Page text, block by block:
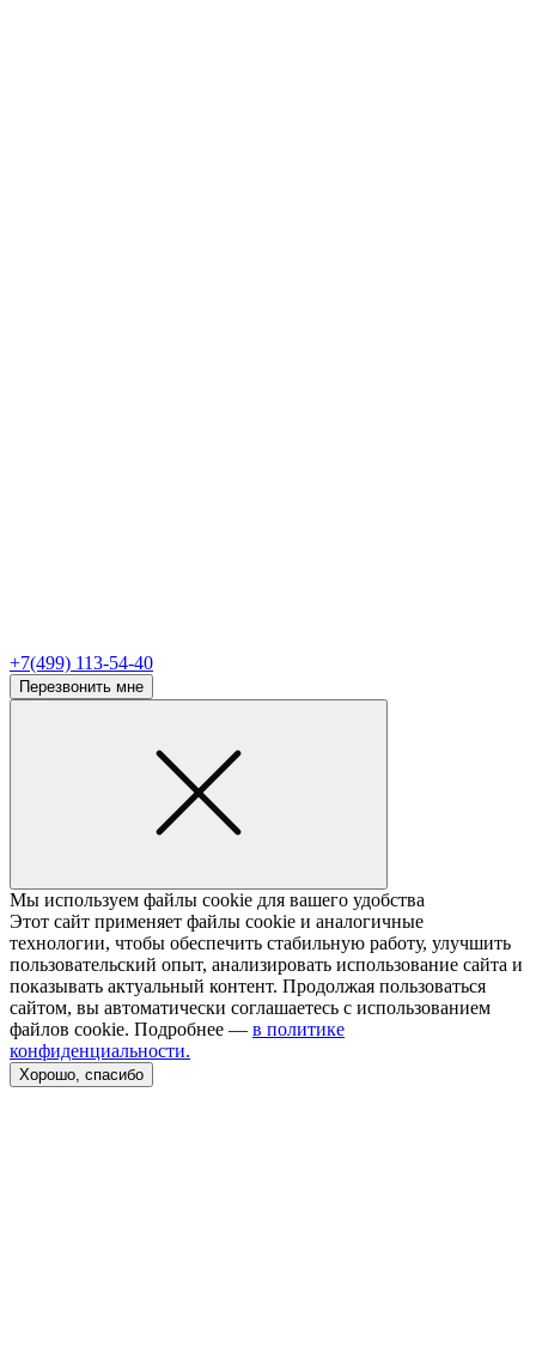
+7(499) 113-54-40
Перезвонить мне
Мы используем файлы cookie для вашего удобства
Этот сайт применяет файлы cookie и аналогичные
технологии, чтобы обеспечить стабильную работу, улучшить
пользовательский опыт, анализировать использование сайта и
показывать актуальный контент. Продолжая пользоваться
сайтом, вы автоматически соглашаетесь с использованием
файлов cookie. Подробнее — в политике
конфиденциальности.
Хорошо, спасибо